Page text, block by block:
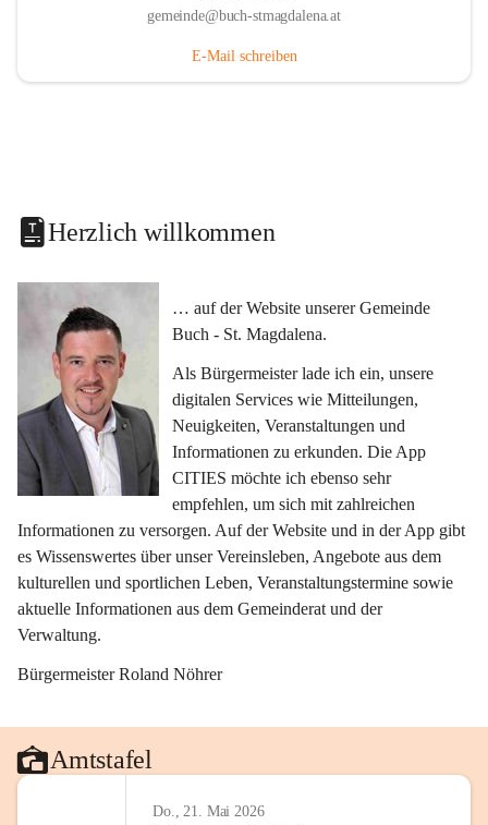
gemeinde@buch-stmagdalena.at
E-Mail schreiben
Herzlich willkommen
… auf der Website unserer Gemeinde
Buch - St. Magdalena.
Als Bürgermeister lade ich ein, unsere
digitalen Services wie Mitteilungen,
Neuigkeiten, Veranstaltungen und
Informationen zu erkunden. Die App
CITIES möchte ich ebenso sehr
empfehlen, um sich mit zahlreichen
Informationen zu versorgen. Auf der Website und in der App gibt
es Wissenswertes über unser Vereinsleben, Angebote aus dem
kulturellen und sportlichen Leben, Veranstaltungstermine sowie
aktuelle Informationen aus dem Gemeinderat und der
Verwaltung.
Bürgermeister Roland Nöhrer
Amtstafel
Do., 21. Mai 2026